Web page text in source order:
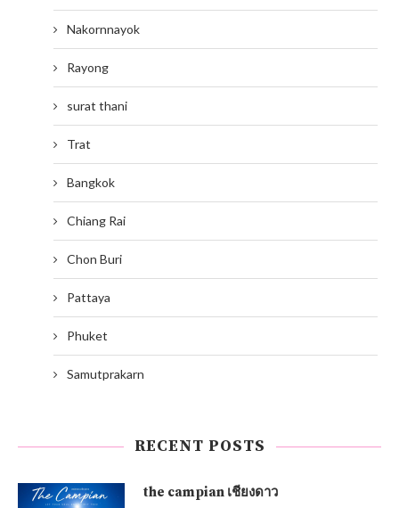
Nakornnayok
Rayong
surat thani
Trat
Bangkok
Chiang Rai
Chon Buri
Pattaya
Phuket
Samutprakarn
RECENT POSTS
the campian เชียงดาว